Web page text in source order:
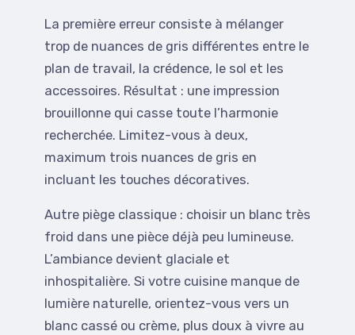
La première erreur consiste à mélanger
trop de nuances de gris différentes entre le
plan de travail, la crédence, le sol et les
accessoires. Résultat : une impression
brouillonne qui casse toute l’harmonie
recherchée. Limitez-vous à deux,
maximum trois nuances de gris en
incluant les touches décoratives.
Autre piège classique : choisir un blanc très
froid dans une pièce déjà peu lumineuse.
L’ambiance devient glaciale et
inhospitalière. Si votre cuisine manque de
lumière naturelle, orientez-vous vers un
blanc cassé ou crème, plus doux à vivre au